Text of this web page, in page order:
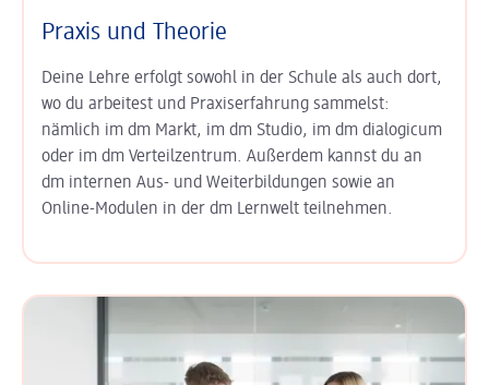
Praxis und Theorie
Deine Lehre erfolgt sowohl in der Schule als auch dort,
wo du arbeitest und Praxiserfahrung sammelst:
nämlich im dm Markt, im dm Studio, im dm dialogicum
oder im dm Verteilzentrum. Außerdem kannst du an
dm internen Aus- und Weiterbildungen sowie an
Online-Modulen in der dm Lernwelt teilnehmen.